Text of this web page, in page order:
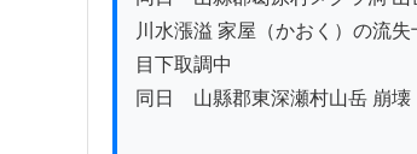
川水漲溢 家屋（かおく）の流
目下取調中
同日　山縣郡東深瀬村山岳 崩